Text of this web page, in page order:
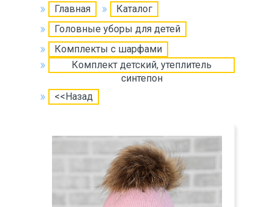
Главная
Каталог
Головные уборы для детей
Комплекты с шарфами
Комплект детский, утеплитель
синтепон
<<Назад